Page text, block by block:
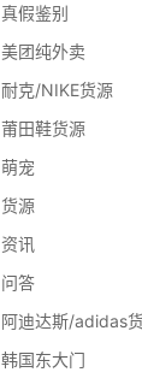
真假鉴别
美团纯外卖
耐克/NIKE货源
莆田鞋货源
萌宠
货源
资讯
问答
阿迪达斯/adidas
韩国东大门